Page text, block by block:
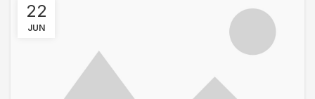
22
JUN